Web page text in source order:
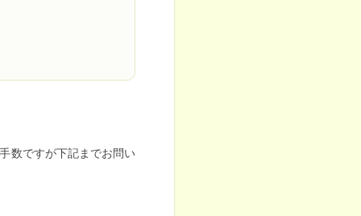
数ですが下記までお問い